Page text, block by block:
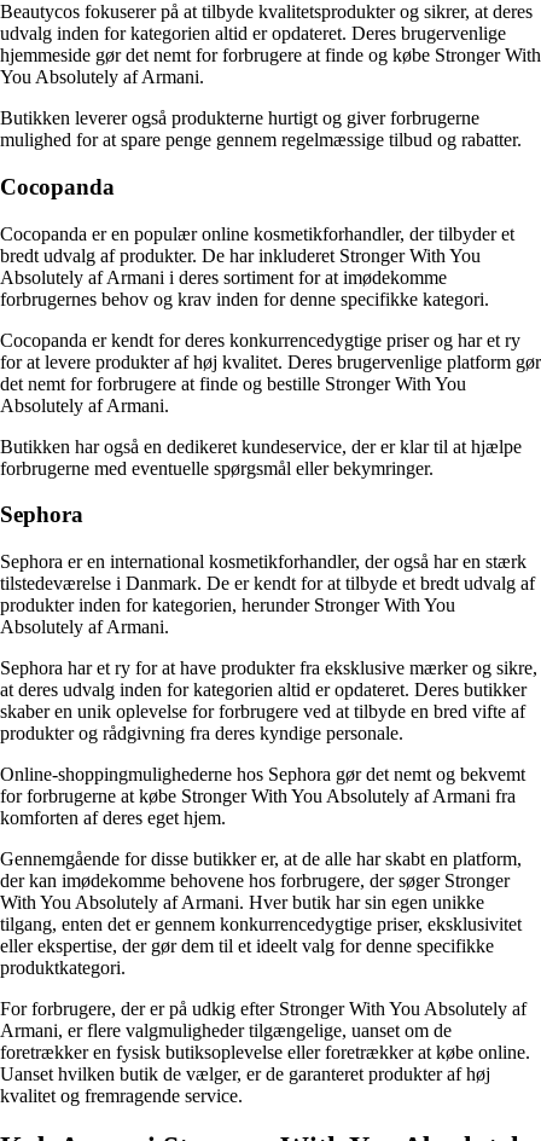
Beautycos fokuserer på at tilbyde kvalitetsprodukter og sikrer, at deres
udvalg inden for kategorien altid er opdateret. Deres brugervenlige
hjemmeside gør det nemt for forbrugere at finde og købe Stronger With
You Absolutely af Armani.
Butikken leverer også produkterne hurtigt og giver forbrugerne
mulighed for at spare penge gennem regelmæssige tilbud og rabatter.
Cocopanda
Cocopanda er en populær online kosmetikforhandler, der tilbyder et
bredt udvalg af produkter. De har inkluderet Stronger With You
Absolutely af Armani i deres sortiment for at imødekomme
forbrugernes behov og krav inden for denne specifikke kategori.
Cocopanda er kendt for deres konkurrencedygtige priser og har et ry
for at levere produkter af høj kvalitet. Deres brugervenlige platform gør
det nemt for forbrugere at finde og bestille Stronger With You
Absolutely af Armani.
Butikken har også en dedikeret kundeservice, der er klar til at hjælpe
forbrugerne med eventuelle spørgsmål eller bekymringer.
Sephora
Sephora er en international kosmetikforhandler, der også har en stærk
tilstedeværelse i Danmark. De er kendt for at tilbyde et bredt udvalg af
produkter inden for kategorien, herunder Stronger With You
Absolutely af Armani.
Sephora har et ry for at have produkter fra eksklusive mærker og sikre,
at deres udvalg inden for kategorien altid er opdateret. Deres butikker
skaber en unik oplevelse for forbrugere ved at tilbyde en bred vifte af
produkter og rådgivning fra deres kyndige personale.
Online-shoppingmulighederne hos Sephora gør det nemt og bekvemt
for forbrugerne at købe Stronger With You Absolutely af Armani fra
komforten af deres eget hjem.
Gennemgående for disse butikker er, at de alle har skabt en platform,
der kan imødekomme behovene hos forbrugere, der søger Stronger
With You Absolutely af Armani. Hver butik har sin egen unikke
tilgang, enten det er gennem konkurrencedygtige priser, eksklusivitet
eller ekspertise, der gør dem til et ideelt valg for denne specifikke
produktkategori.
For forbrugere, der er på udkig efter Stronger With You Absolutely af
Armani, er flere valgmuligheder tilgængelige, uanset om de
foretrækker en fysisk butiksoplevelse eller foretrækker at købe online.
Uanset hvilken butik de vælger, er de garanteret produkter af høj
kvalitet og fremragende service.